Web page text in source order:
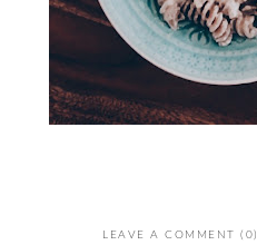
LEAVE A COMMENT (0)